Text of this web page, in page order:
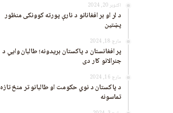
اکتوبر 20, 2024
د لر او بر افغانانو د نارې پورته کوونکی منظور
پښتین
مارچ 18, 2024
پر افغانستان د پاکستان بریدونه؛ طالبان وايي د
جنرالانو کار دی
مارچ 16, 2024
د پاکستان د نوي حکومت او طالبانو تر منځ تازه
تماسونه